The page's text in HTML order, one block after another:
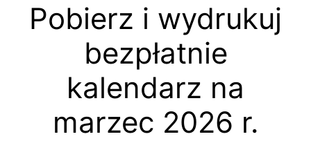
Pobierz i wydrukuj
bezpłatnie
kalendarz na
marzec 2026 r.